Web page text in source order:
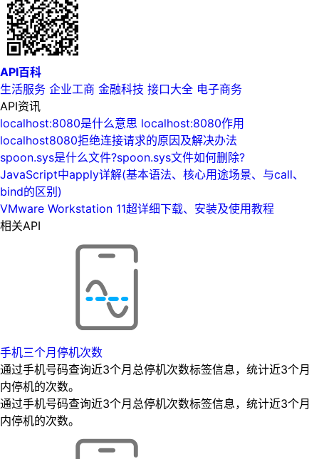
API百科
生活服务 企业工商 金融科技 接口大全 电子商务
API资讯
localhost:8080是什么意思 localhost:8080作用
localhost8080拒绝连接请求的原因及解决办法
spoon.sys是什么文件?spoon.sys文件如何删除?
JavaScript中apply详解(基本语法、核心用途场景、与call、
bind的区别)
VMware Workstation 11超详细下载、安装及使用教程
相关API
手机三个月停机次数
通过手机号码查询近3个月总停机次数标签信息，统计近3个月
内停机的次数。
通过手机号码查询近3个月总停机次数标签信息，统计近3个月
内停机的次数。